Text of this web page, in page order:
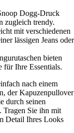
Dogg-Druck
zugleich trendy.
mit verschiedenen
lässigen Jeans oder
bieten
für Ihre Essentials.
nach einem
der Kapuzenpullover
durch seinen
Tragen Sie ihn mit
Detail Ihres Looks